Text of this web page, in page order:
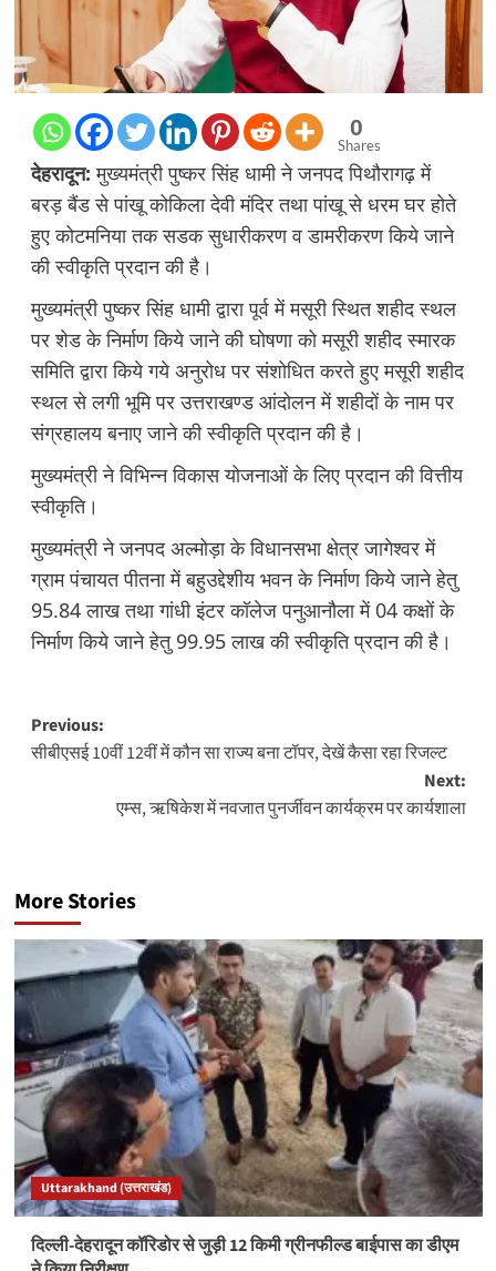
0
Shares
देहरादून: मुख्यमंत्री पुष्कर सिंह धामी ने जनपद पिथौरागढ़ में
बरड़ बैंड से पांखू कोकिला देवी मंदिर तथा पांखू से धरम घर होते
हुए कोटमनिया तक सडक सुधारीकरण व डामरीकरण किये जाने
की स्वीकृति प्रदान की है।
मुख्यमंत्री पुष्कर सिंह धामी द्वारा पूर्व में मसूरी स्थित शहीद स्थल
पर शेड के निर्माण किये जाने की घोषणा को मसूरी शहीद स्मारक
समिति द्वारा किये गये अनुरोध पर संशोधित करते हुए मसूरी शहीद
स्थल से लगी भूमि पर उत्तराखण्ड आंदोलन में शहीदों के नाम पर
संग्रहालय बनाए जाने की स्वीकृति प्रदान की है।
मुख्यमंत्री ने विभिन्न विकास योजनाओं के लिए प्रदान की वित्तीय
स्वीकृति।
मुख्यमंत्री ने जनपद अल्मोड़ा के विधानसभा क्षेत्र जागेश्वर में
ग्राम पंचायत पीतना में बहुउद्देशीय भवन के निर्माण किये जाने हेतु
95.84 लाख तथा गांधी इंटर कॉलेज पनुआनौला में 04 कक्षों के
निर्माण किये जाने हेतु 99.95 लाख की स्वीकृति प्रदान की है।
Post
navigation
Previous:
सीबीएसई 10वीं 12वीं में कौन सा राज्य बना टॉपर, देखें कैसा रहा रिजल्ट
Next:
एम्स, ऋषिकेश में नवजात पुनर्जीवन कार्यक्रम पर कार्यशाला
More Stories
Uttarakhand (उत्तराखंड)
दिल्ली-देहरादून कॉरिडोर से जुड़ी 12 किमी ग्रीनफील्ड बाईपास का डीएम